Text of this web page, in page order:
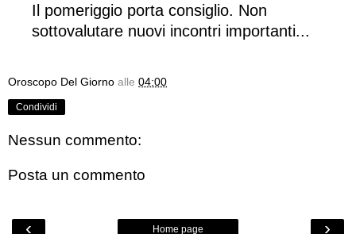
Il pomeriggio porta consiglio. Non
sottovalutare nuovi incontri importanti...
Oroscopo Del Giorno alle 04:00
Condividi
Nessun commento:
Posta un commento
‹ ›
Home page